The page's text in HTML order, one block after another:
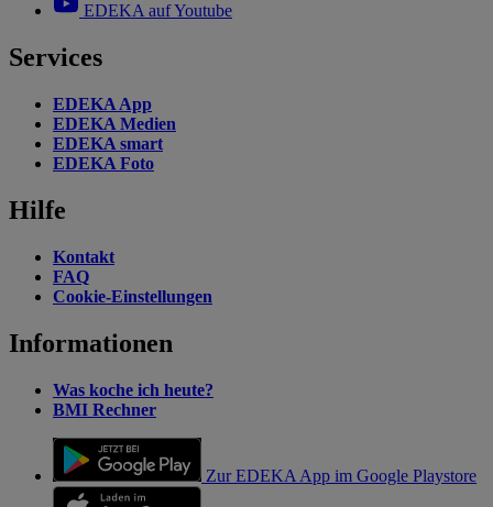
EDEKA auf Youtube
Services
EDEKA App
EDEKA Medien
EDEKA smart
EDEKA Foto
Hilfe
Kontakt
FAQ
Cookie-Einstellungen
Informationen
Was koche ich heute?
BMI Rechner
Zur EDEKA App im Google Playstore